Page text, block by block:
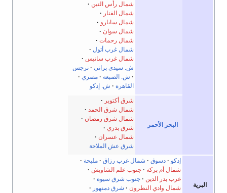
شمال رأس التين
شمال الفنار
شمال سابارو
شمال سوان
شمال رحمات
شمال غرب أتول
شمال غرب ساتيس
ش. سيدي براني
نرجس
ش. الضبعة
مصري
القاهرة
ش. إدكو
البحر الأحمر
شرق أكتوبر
شمال شرق الحمد
شمال شرق رمضان
شرق بدري
شمال عسران
شرق عش الملاحة
البرية
إدكو دسوق شمال غرب رزاق
مليحة
شمال أم بركة
جنوب علم الشاويش
غرب بدر الدين
جنوب شرق سيوة
شمال وادي النطرون
شرق دمنهور